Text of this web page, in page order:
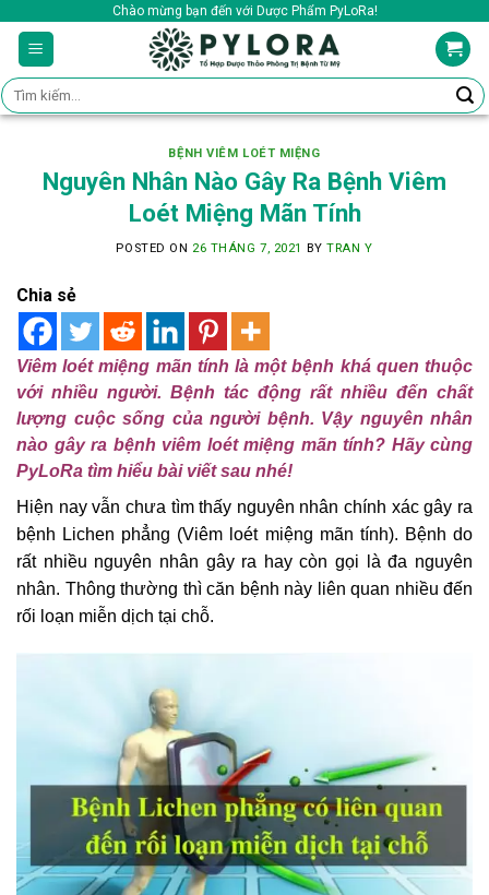
content
Chào mừng bạn đến với Dược Phẩm PyLoRa!
Tìm
kiếm:
BỆNH VIÊM LOÉT MIỆNG
Nguyên Nhân Nào Gây Ra Bệnh Viêm
Loét Miệng Mãn Tính
POSTED ON 26 THÁNG 7, 2021 BYTRAN Y
Chia sẻ
Viêm loét miệng mãn tính là một bệnh khá quen thuộc
với nhiều người. Bệnh tác động rất nhiều đến chất
lượng cuộc sống của người bệnh. Vậy nguyên nhân
nào gây ra bệnh viêm loét miệng mãn tính? Hãy cùng
PyLoRa tìm hiểu bài viết sau nhé!
Hiện nay vẫn chưa tìm thấy nguyên nhân chính xác gây ra
bệnh Lichen phẳng (Viêm loét miệng mãn tính). Bệnh do
rất nhiều nguyên nhân gây ra hay còn gọi là đa nguyên
nhân. Thông thường thì căn bệnh này liên quan nhiều đến
rối loạn miễn dịch tại chỗ.